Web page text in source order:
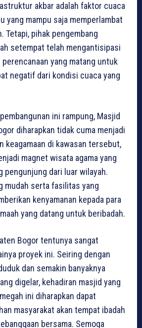
akbar adalah faktor cuaca
yang mampu saja memperlambat
Tetapi, pihak pengembang
setempat telah mengantisipasi
yang matang untuk
negatif dari kondisi cuaca yang
ini rampung, Masjid
diharapkan tidak cuma menjadi
keagamaan di kawasan tersebut,
magnet wisata agama yang
pengunjung dari luar wilayah.
mudah serta fasilitas yang
kenyamanan kepada para
yang datang untuk beribadah.
Bogor tentunya sangat
proyek ini. Seiring dengan
dan semakin banyaknya
digelar, kehadiran masjid yang
ini diharapkan dapat
masyarakat akan tempat ibadah
bersama. Semoga